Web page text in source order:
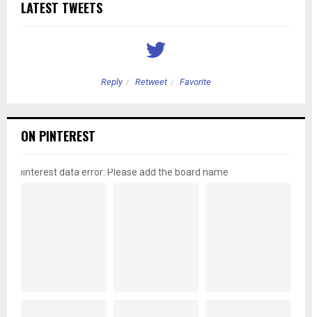
LATEST TWEETS
Reply Retweet Favorite
ON PINTEREST
pinterest data error: Please add the board name